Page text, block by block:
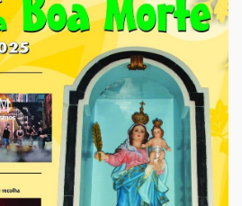
Google Calendar
Outlook
Outlook Online
Yahoo! Calendar